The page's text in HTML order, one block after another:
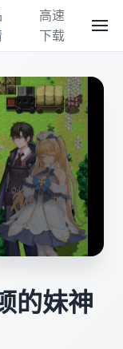
高速
下载
的妹神